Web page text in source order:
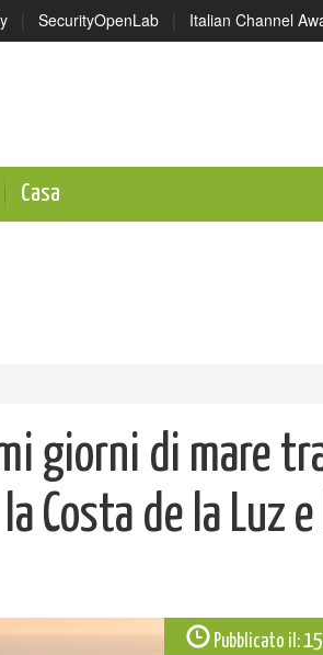
| SecurityOpenLab | Italian Channel
Casa
giorni di mare
Costa de la Luz
Pubblicato il: